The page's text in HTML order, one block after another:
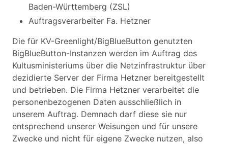
Baden-Württemberg (ZSL)
Auftragsverarbeiter Fa. Hetzner
Die für KV-Greenlight/BigBlueButton genutzten
BigBlueButton-Instanzen werden im Auftrag des
Kultusministeriums über die Netzinfrastruktur über
dezidierte Server der Firma Hetzner bereitgestellt
und betrieben. Die Firma Hetzner verarbeitet die
personenbezogenen Daten ausschließlich in
unserem Auftrag. Demnach darf diese sie nur
entsprechend unserer Weisungen und für unsere
Zwecke und nicht für eigene Zwecke nutzen, also